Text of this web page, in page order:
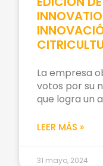
La empresa
votos por su
que logra un
LEER MÁS »
31 mayo, 2024